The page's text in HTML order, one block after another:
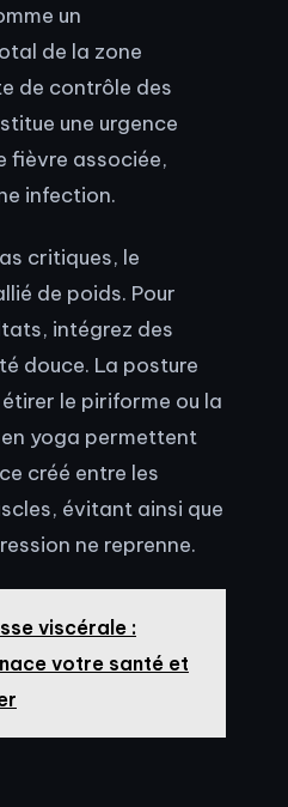
un
de la zone
de contrôle des
une urgence
fièvre associée,
infection.
critiques, le
de poids. Pour
intégrez des
douce. La posture
le piriforme ou la
en yoga permettent
créé entre les
évitant ainsi que
ne reprenne.
viscérale :
votre santé et